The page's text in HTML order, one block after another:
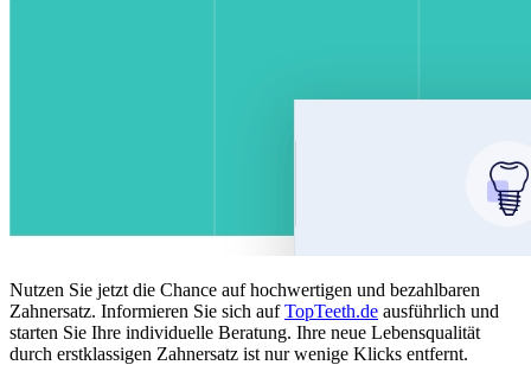
Nutzen Sie jetzt die Chance auf hochwertigen und bezahlbaren
Zahnersatz. Informieren Sie sich aufTopTeeth.de ausführlich und
starten Sie Ihre individuelle Beratung. Ihre neue Lebensqualität
durch erstklassigen Zahnersatz ist nur wenige Klicks entfernt.